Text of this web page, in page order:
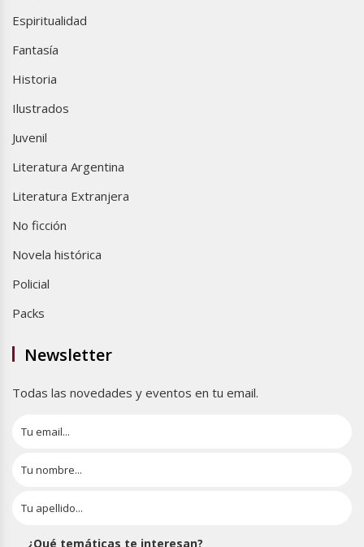
Espiritualidad
Fantasía
Historia
Ilustrados
Juvenil
Literatura Argentina
Literatura Extranjera
No ficción
Novela histórica
Policial
Packs
Newsletter
Todas las novedades y eventos en tu email.
¿Qué temáticas te interesan?